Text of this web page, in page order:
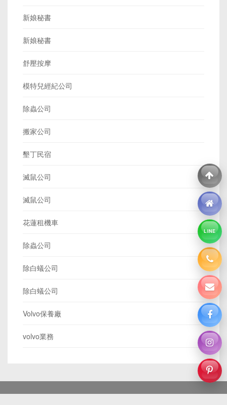
新娘秘書
新娘秘書
舒壓按摩
模特兒經紀公司
除蟲公司
搬家公司
墾丁民宿
滅鼠公司
滅鼠公司
花蓮租機車
除蟲公司
除白蟻公司
除白蟻公司
Volvo保養廠
volvo業務
LINE